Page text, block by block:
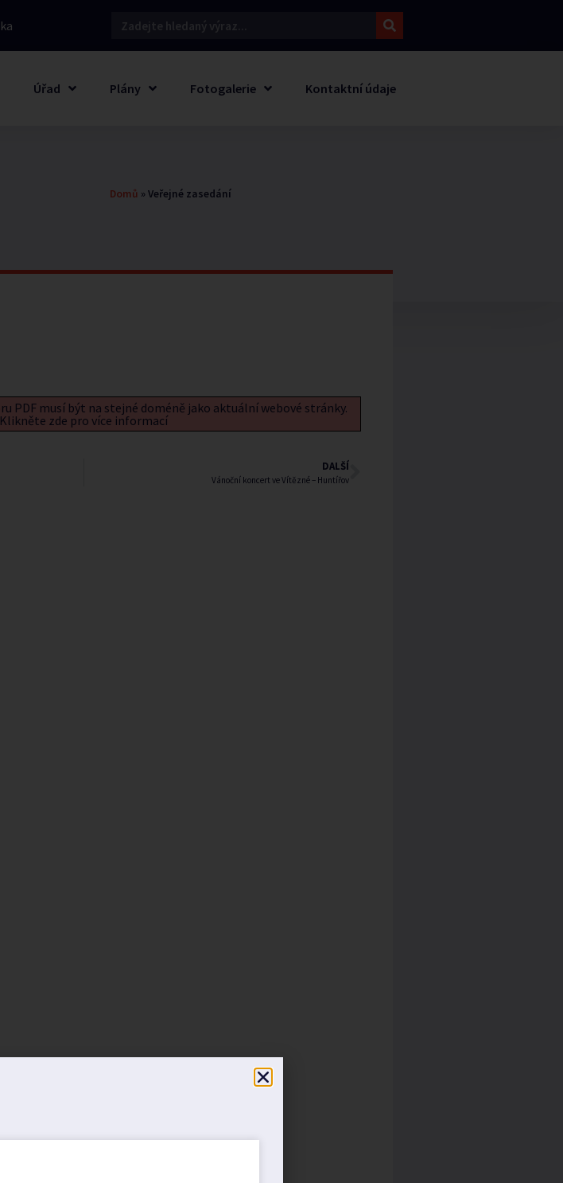
Úřad Plány Fotogalerie Kontaktní údaje
Domů » Veřejné zasedání
PDF musí být na stejné doméně jako aktuální webové stránky.
Klikněte zde pro více informací
DALŠÍ
Vánoční koncert ve Vítězné – Huntířov